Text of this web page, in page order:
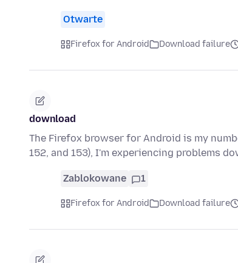
Otwarte
Firefox for Android Download failure
download
The Firefox browser for Android is my
152, and 153), I'm experiencing problems
Zablokowane 1
Firefox for Android Download failure